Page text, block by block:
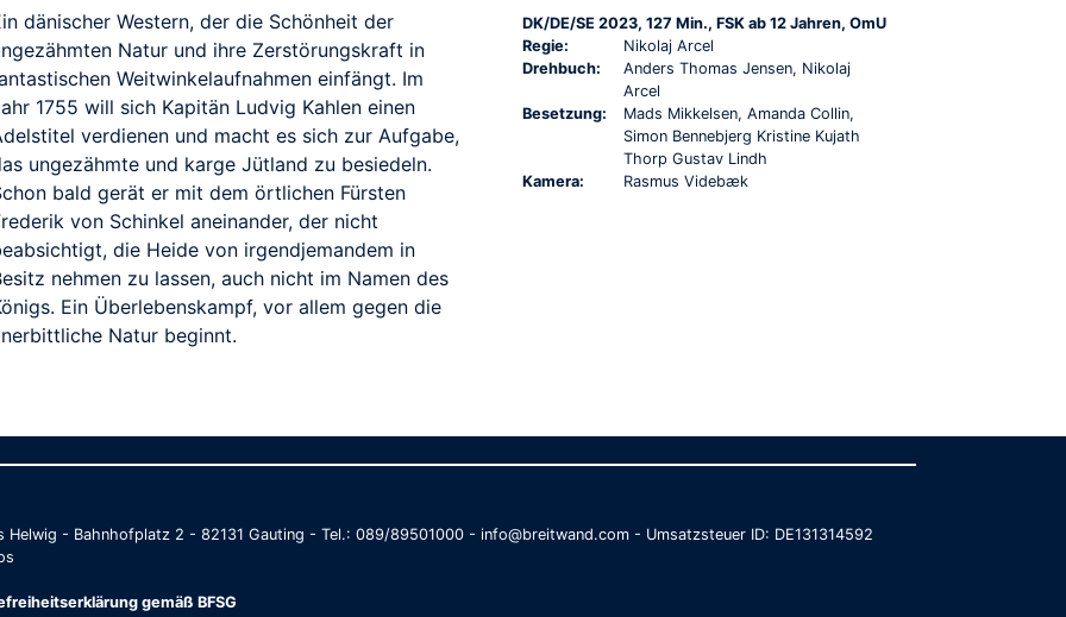
dänischer Western, der die Schönheit der
Natur und ihre Zerstörungskraft in
Weitwinkelaufnahmen einfängt. Im
1755 will sich Kapitän Ludvig Kahlen einen
verdienen und macht es sich zur Aufgabe,
ungezähmte und karge Jütland zu besiedeln.
bald gerät er mit dem örtlichen Fürsten
von Schinkel aneinander, der nicht
die Heide von irgendjemandem in
nehmen zu lassen, auch nicht im Namen des
Ein Überlebenskampf, vor allem gegen die
Natur beginnt.
DK/DE/SE 2023, 127 Min., FSK ab 12 Jahren, OmU
Regie:
Nikolaj Arcel
Drehbuch:
Anders Thomas Jensen, Nikolaj
Arcel
Besetzung:
Mads Mikkelsen, Amanda Collin,
Simon Bennebjerg Kristine Kujath
Thorp Gustav Lindh
Kamera:
Rasmus Videbæk
- Bahnhofplatz 2 - 82131 Gauting - Tel.: 089/89501000 - info@breitwand.com - Umsatzsteuer ID: DE131314592
gemäß BFSG